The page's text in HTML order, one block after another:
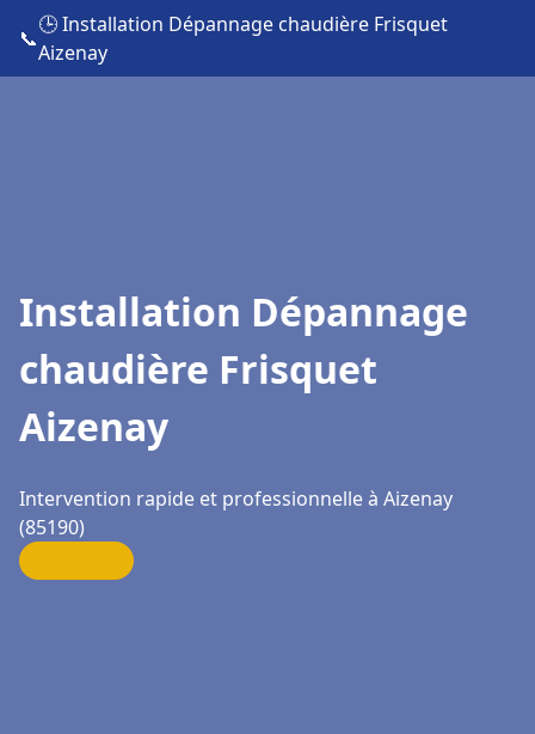
📞
🕒 Installation Dépannage chaudière Frisquet
Aizenay
Installation Dépannage
chaudière Frisquet
Aizenay
Intervention rapide et professionnelle à Aizenay
(85190)